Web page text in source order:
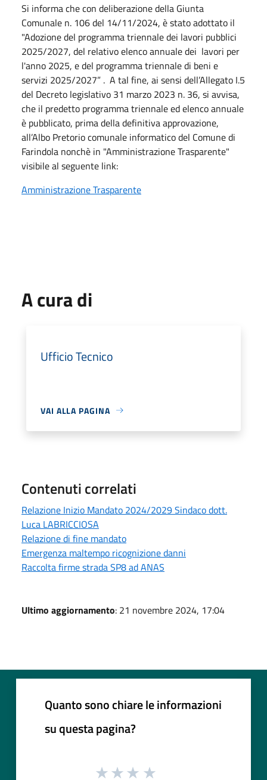
Si informa che con deliberazione della Giunta
Comunale n. 106 del 14/11/2024, è stato adottato il
"Adozione del programma triennale dei lavori pubblici
2025/2027, del relativo elenco annuale dei lavori per
l'anno 2025, e del programma triennale di beni e
servizi 2025/2027” . A tal fine, ai sensi dell’Allegato I.5
del Decreto legislativo 31 marzo 2023 n. 36, si avvisa,
che il predetto programma triennale ed elenco annuale
è pubblicato, prima della definitiva approvazione,
all’Albo Pretorio comunale informatico del Comune di
Farindola nonchè in "Amministrazione Trasparente"
visibile al seguente link:
Amministrazione Trasparente
A cura di
Ufficio Tecnico
VAI ALLA PAGINA
Contenuti correlati
Relazione Inizio Mandato 2024/2029 Sindaco dott.
Luca LABRICCIOSA
Relazione di fine mandato
Emergenza maltempo ricognizione danni
Raccolta firme strada SP8 ad ANAS
Ultimo aggiornamento: 21 novembre 2024, 17:04
Quanto sono chiare le informazioni
su questa pagina?